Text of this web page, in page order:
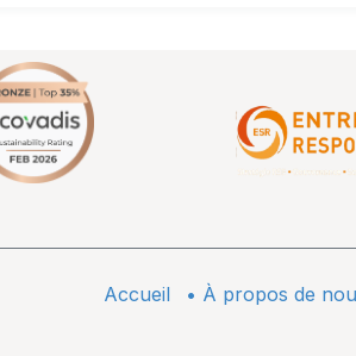
Accueil • À propos de